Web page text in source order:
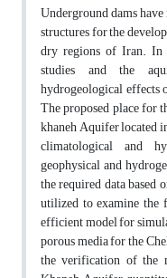
Underground dams
structures for the
dry regions of Iran. In
studies and the
hydrogeological effects
The proposed place for
khaneh Aquifer located
climatological and
geophysical and
the required data based
utilized to examine
efficient model for
porous media for the
the verification of the